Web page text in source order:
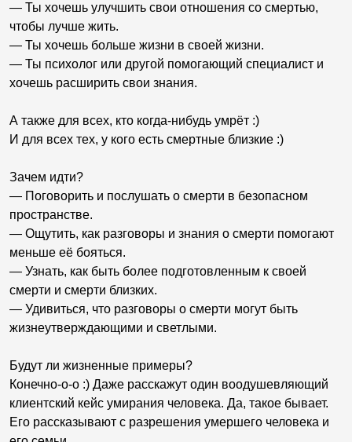
— Ты хочешь улучшить свои отношения со смертью,
чтобы лучше жить.
— Ты хочешь больше жизни в своей жизни.
— Ты психолог или другой помогающий специалист и
хочешь расширить свои знания.
А также для всех, кто когда-нибудь умрёт :)
И для всех тех, у кого есть смертные близкие :)
Зачем идти?
— Поговорить и послушать о смерти в безопасном
пространстве.
— Ощутить, как разговоры и знания о смерти помогают
меньше её бояться.
— Узнать, как быть более подготовленным к своей
смерти и смерти близких.
— Удивиться, что разговоры о смерти могут быть
жизнеутверждающими и светлыми.
Будут ли жизненные примеры?
Конечно-о-о :) Даже расскажут один воодушевляющий
клиентский кейс умирания человека. Да, такое бывает.
Его рассказывают с разрешения умершего человека и